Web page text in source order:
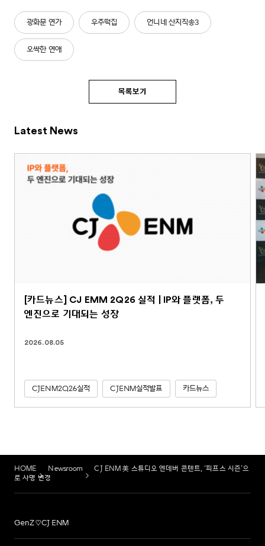
광화문 연가 우주떡집 언니네 산지직송3
오싹한 연애
목록보기
Latest News
[카드뉴스] CJ EMM 2Q26 실적 | IP와 플랫폼, 두
엔진으로 기대되는 성장
2026.08.05
CJENM2Q26실적 CJENM실적발표 카드뉴스
HOME Newsroom
CJ ENM 美 스튜디오 엔데버 콘텐트, ‘피프스 시즌’으
로 사명 변경
GenZ♡CJ ENM